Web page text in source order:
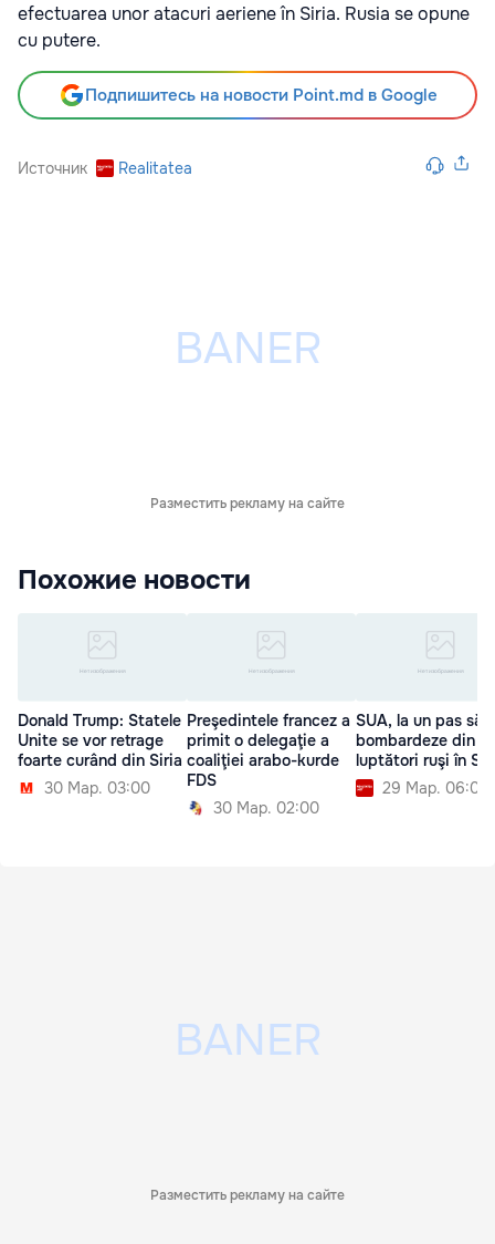
efectuarea unor atacuri aeriene în Siria. Rusia se opune
cu putere.
Подпишитесь на новости Point.md в Google
Источник Realitatea
Разместить рекламу на сайте
Похожие новости
Donald Trump: Statele
Unite se vor retrage
foarte curând din Siria
30 Мар. 03:00
Preşedintele francez a
primit o delegaţie a
coaliţiei arabo-kurde
FDS
30 Мар. 02:00
SUA, la un pas să
bombardeze din
luptători ruşi în
29 Мар. 06:00
Разместить рекламу на сайте